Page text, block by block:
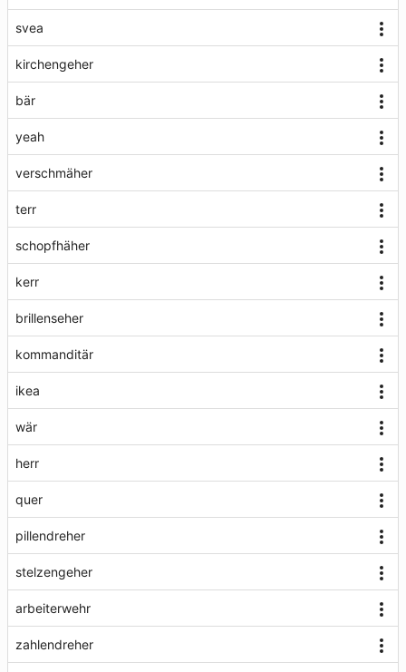
svea
kirchengeher
bär
yeah
verschmäher
terr
schopfhäher
kerr
brillenseher
kommanditär
ikea
wär
herr
quer
pillendreher
stelzengeher
arbeiterwehr
zahlendreher